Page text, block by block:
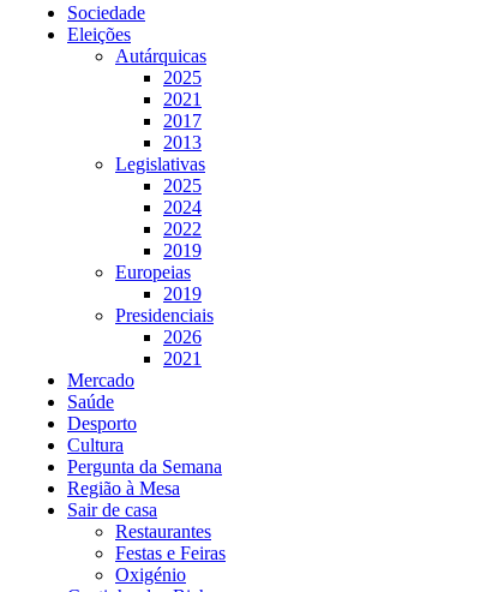
Sociedade
Eleições
Autárquicas
2025
2021
2017
2013
Legislativas
2025
2024
2022
2019
Europeias
2019
Presidenciais
2026
2021
Mercado
Saúde
Desporto
Cultura
Pergunta da Semana
Região à Mesa
Sair de casa
Restaurantes
Festas e Feiras
Oxigénio